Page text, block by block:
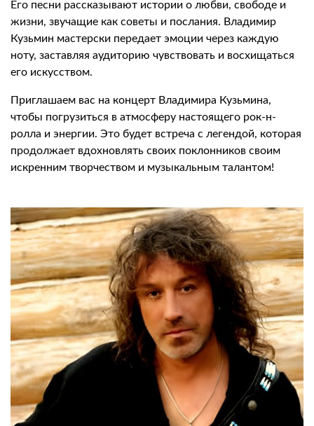
Его песни рассказывают истории о любви, свободе и
жизни, звучащие как советы и послания. Владимир
Кузьмин мастерски передает эмоции через каждую
ноту, заставляя аудиторию чувствовать и восхищаться
его искусством.
Приглашаем вас на концерт Владимира Кузьмина,
чтобы погрузиться в атмосферу настоящего рок-н-
ролла и энергии. Это будет встреча с легендой, которая
продолжает вдохновлять своих поклонников своим
искренним творчеством и музыкальным талантом!